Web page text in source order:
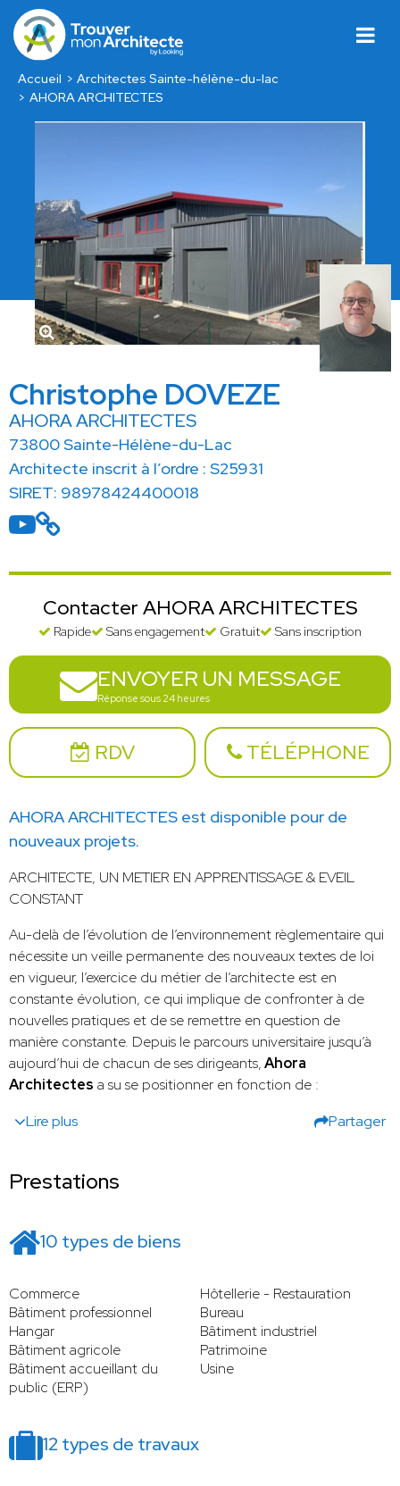
Accueil
Architectes Sainte-hélène-du-lac
AHORA ARCHITECTES
Christophe DOVEZE
AHORA ARCHITECTES
73800 Sainte-Hélène-du-Lac
Architecte inscrit à l’ordre : S25931
SIRET: 98978424400018
Contacter AHORA ARCHITECTES
Rapide Sans engagement Gratuit Sans inscription
ENVOYER UN MESSAGE
Réponse sous 24 heures
RDV TÉLÉPHONE
AHORA ARCHITECTES est disponible pour de
nouveaux projets.
ARCHITECTE, UN METIER EN APPRENTISSAGE & EVEIL
CONSTANT
Au-delà de l’évolution de l’environnement règlementaire qui
nécessite un veille permanente des nouveaux textes de loi
en vigueur, l’exercice du métier de l’architecte est en
constante évolution, ce qui implique de confronter à de
nouvelles pratiques et de se remettre en question de
manière constante. Depuis le parcours universitaire jusqu’à
aujourd’hui de chacun de ses dirigeants,Ahora
Architectes a su se positionner en fonction de :
Lire plus
Partager
Prestations
10 types de biens
Commerce
Hôtellerie - Restauration
Bâtiment professionnel
Bureau
Hangar
Bâtiment industriel
Bâtiment agricole
Patrimoine
Bâtiment accueillant du
public (ERP)
Usine
12 types de travaux